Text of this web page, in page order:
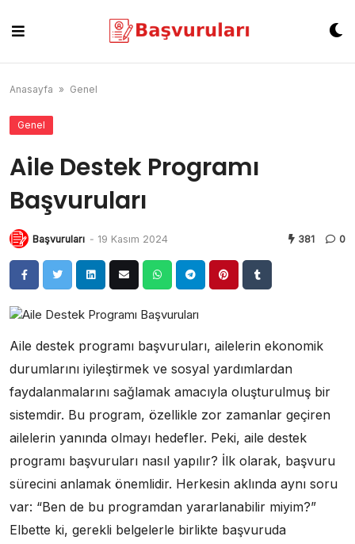
content
Anasayfa » Genel
Genel
Aile Destek Programı
Başvuruları
Başvuruları - 19 Kasım 2024 381 0
Aile destek programı başvuruları, ailelerin ekonomik
durumlarını iyileştirmek ve sosyal yardımlardan
faydalanmalarını sağlamak amacıyla oluşturulmuş bir
sistemdir. Bu program, özellikle zor zamanlar geçiren
ailelerin yanında olmayı hedefler. Peki, aile destek
programı başvuruları nasıl yapılır? İlk olarak, başvuru
sürecini anlamak önemlidir. Herkesin aklında aynı soru
var: “Ben de bu programdan yararlanabilir miyim?”
Elbette ki, gerekli belgelerle birlikte başvuruda